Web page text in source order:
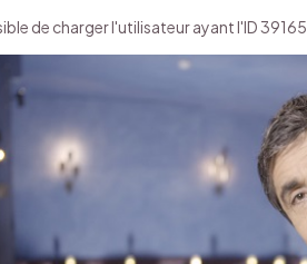
de charger l'utilisateur ayant l'ID 39165